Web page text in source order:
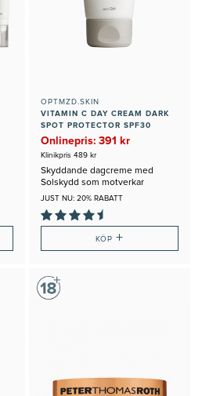
OPTMZD.SKIN
VITAMIN C DAY CREAM DARK
SPOT PROTECTOR SPF30
Onlinepris: 391 kr
Klinikpris 489 kr
Skyddande dagcreme med
Solskydd som motverkar
Pigmenteringar
JUST NU: 20% RABATT
KÖP +